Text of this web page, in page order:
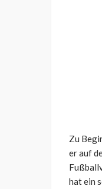
Zu
er auf
hat ein